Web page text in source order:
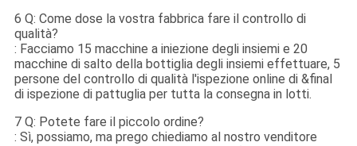
6 Q: Come dose la vostra fabbrica fare il controllo di
qualità?
: Facciamo 15 macchine a iniezione degli insiemi e 20
macchine di salto della bottiglia degli insiemi effettuare, 5
persone del controllo di qualità l'ispezione online di &final
di ispezione di pattuglia per tutta la consegna in lotti.
7 Q: Potete fare il piccolo ordine?
: Sì, possiamo, ma prego chiediamo al nostro venditore